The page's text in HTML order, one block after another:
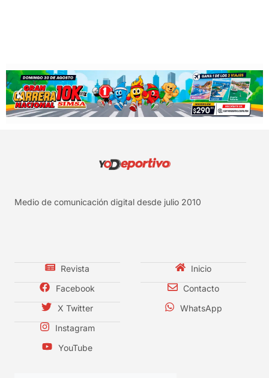
Medio de comunicación digital desde julio 2010
Revista
Facebook
X Twitter
Instagram
YouTube
Inicio
Contacto
WhatsApp